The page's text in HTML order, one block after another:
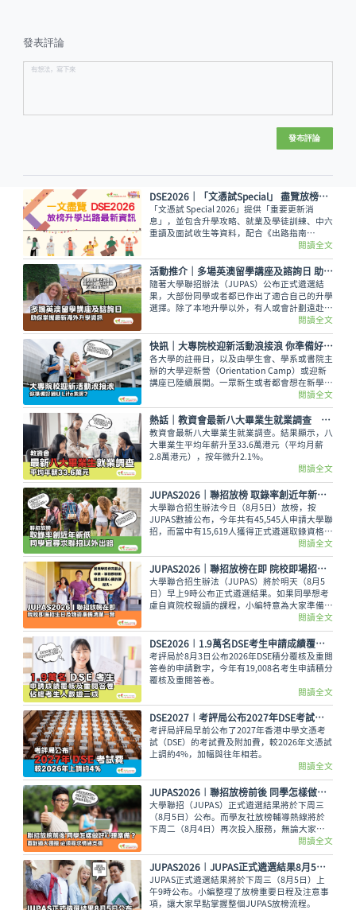
發表評論
發布評論
DSE2026│「文憑試Special」 盡覽放榜升學出路最新資訊
「文憑試 Special 2026」提供「重要更新消
息」，並包含升學攻略、就業及學徒訓練、中六
重讀及面試收生等資料，配合《出路指南
2026》讓讀者線上線下接收最全面的放榜動
向！
閱讀全文
活動推介｜多場英澳留學講座及諮詢日 助你掌握最新海外升學資訊
隨著大學聯招辦法（JUPAS）公布正式遴選結
果，大部份同學或者都已作出了適合自己的升學
選擇。除了本地升學以外，有人或會計劃遠赴外
地學習，而在這個8月便有多場英國及澳洲大學
簽證及生活費等重要資訊。
閱讀全文
快訊｜大專院校迎新活動浪接浪 你準備好過U Life未呢？
各大學的註冊日，以及由學生會、學系或書院主
辦的大學迎新營（Orientation Camp）或迎新
講座已陸續展開。一眾新生或者都會想在新學年
早些適應新環境，結識到新的同學，迎接豐富精
彩的大學生活。
閱讀全文
熱話│教資會最新八大畢業生就業調查 平均年薪33.6萬元
教資會最新八大畢業生就業調查。結果顯示，八
大畢業生平均年薪升至33.6萬港元（平均月薪
2.8萬港元），按年微升2.1%。
閱讀全文
JUPAS2026｜聯招放榜 取錄率創近年新低 同學宜尋求聯招以外出路
大學聯合招生辦法今日（8月5日）放榜，按
JUPAS數據公布，今年共有45,545人申請大學聯
招，而當中有15,619人獲得正式遴選取錄資格，
佔整體申請人數僅34.29%，創下近年新低。即
使如此，未獲錄取的同學也不用氣餒，還可以多
留意聯招以外的選擇呢。
閱讀全文
JUPAS2026｜聯招放榜在即 院校即場招生日及物資準備清單一覽
大學聯合招生辦法（JUPAS）將於明天（8月5
日）早上9時公布正式遴選結果。如果同學想考
慮自資院校報讀的課程，小編特意為大家準備了
各大專院校的即場招生日詳情與物品準備清單，
讓大家今晚順利執拾行裝，安心休息。
閱讀全文
DSE2026︱1.9萬名DSE考生申請成績覆核及重閱答卷 佔總考生人數逾三成
考評局於8月3日公布2026年DSE積分覆核及重閱
答卷的申請數字，今年有19,008名考生申請積分
覆核及重閱答卷。
閱讀全文
DSE2027︱考評局公布2027年DSE考試費 較2026年上調約4%
考評局評局早前公布了2027年香港中學文憑考
試（DSE）的考試費及附加費，較2026年文憑試
上調約4%，加幅與往年相若。
閱讀全文
JUPAS2026︱聯招放榜前後 同學怎樣做好心理準備？面對過大困擾 必須尋求情緒支援
大學聯招（JUPAS）正式遴選結果將於下周三
（8月5日）公布。而學友社放榜輔導熱線將於
下周二（8月4日）再次投入服務，無論大家有
甚麼出路疑問，又或需要支援輔導、尋求專業意
見，都可致電2503 3399，與學友社輔導員盡情
傾訴！
閱讀全文
JUPAS2026︱JUPAS正式遴選結果8月5日公布 一文看清放榜重要日程及注意事項
JUPAS正式遴選結果將於下周三（8月5日）上
午9時公布。小編整理了放榜重要日程及注意事
項，讓大家早點掌握整個JUPAS放榜流程。